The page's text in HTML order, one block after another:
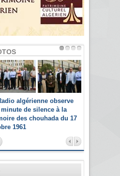
algérienne observe
de silence à la
des chouhada du 17
1961